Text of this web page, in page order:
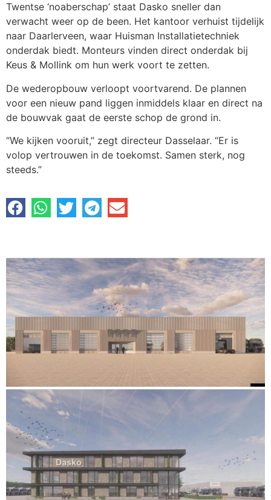
Twentse ‘noaberschap’ staat Dasko sneller dan
verwacht weer op de been. Het kantoor verhuist tijdelijk
naar Daarlerveen, waar Huisman Installatietechniek
onderdak biedt. Monteurs vinden direct onderdak bij
Keus & Mollink om hun werk voort te zetten.
De wederopbouw verloopt voortvarend. De plannen
voor een nieuw pand liggen inmiddels klaar en direct na
de bouwvak gaat de eerste schop de grond in.
“We kijken vooruit,” zegt directeur Dasselaar. “Er is
volop vertrouwen in de toekomst. Samen sterk, nog
steeds.”